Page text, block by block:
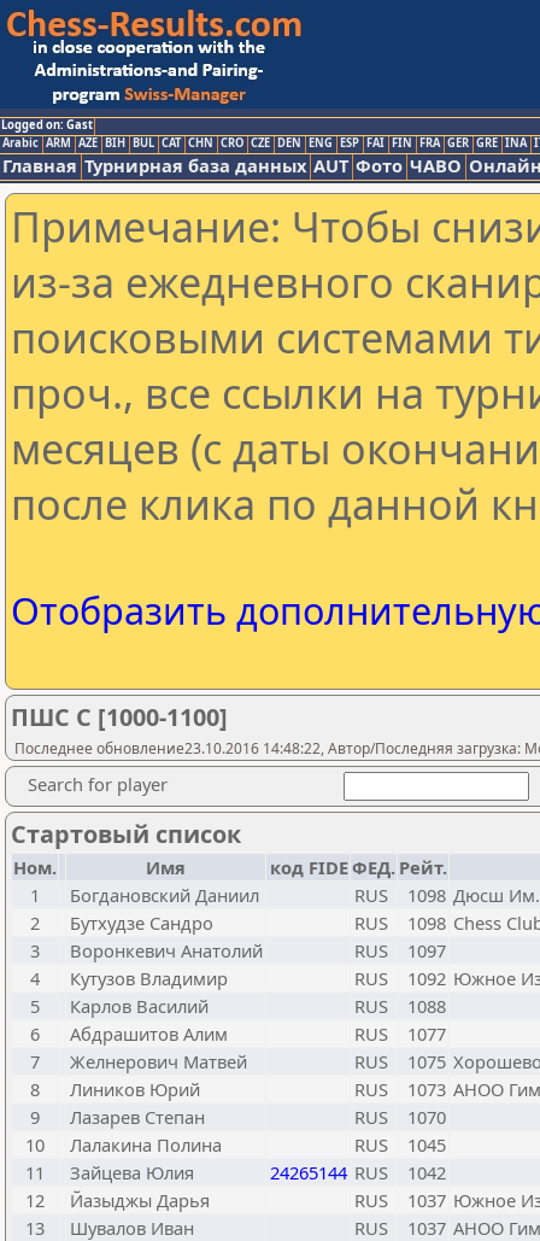
Logged on: Gast
Arabic ARM AZE BIH BUL CAT CHN CRO CZE DEN ENG ESP FAI FIN FRA GER GRE INA
Главная Турнирная база данных AUT Фото ЧАВО
Примечание: Чтобы
из-за ежедневного
поисковыми системами
проч., все ссылки на
месяцев (с даты
после клика по данной
Отобразить
ПШС С [1000-1100]
Последнее обновление23.10.2016 14:48:22, Автор/Последняя загрузка:
Search for player
Стартовый список
Ном. Имя код FIDEФЕД. Рейт.
1
Богдановский Даниил RUS 1098 Дюсш Им.
2
Бутхудзе Сандро RUS 1098 Chess
3
Воронкевич Анатолий RUS
1097
4
Кутузов Владимир RUS 1092 Южное
5
Карлов Василий RUS
1088
6
Абдрашитов Алим RUS
1077
7
Желнерович Матвей RUS 1075
8
Лиников Юрий RUS 1073 АНОО
9
Лазарев Степан RUS
1070
10
Лалакина Полина RUS
1045
11
Зайцева Юлия 24265144 RUS
1042
12
Йазыджы Дарья RUS 1037 Южное
13
Шувалов Иван RUS 1037 АНОО